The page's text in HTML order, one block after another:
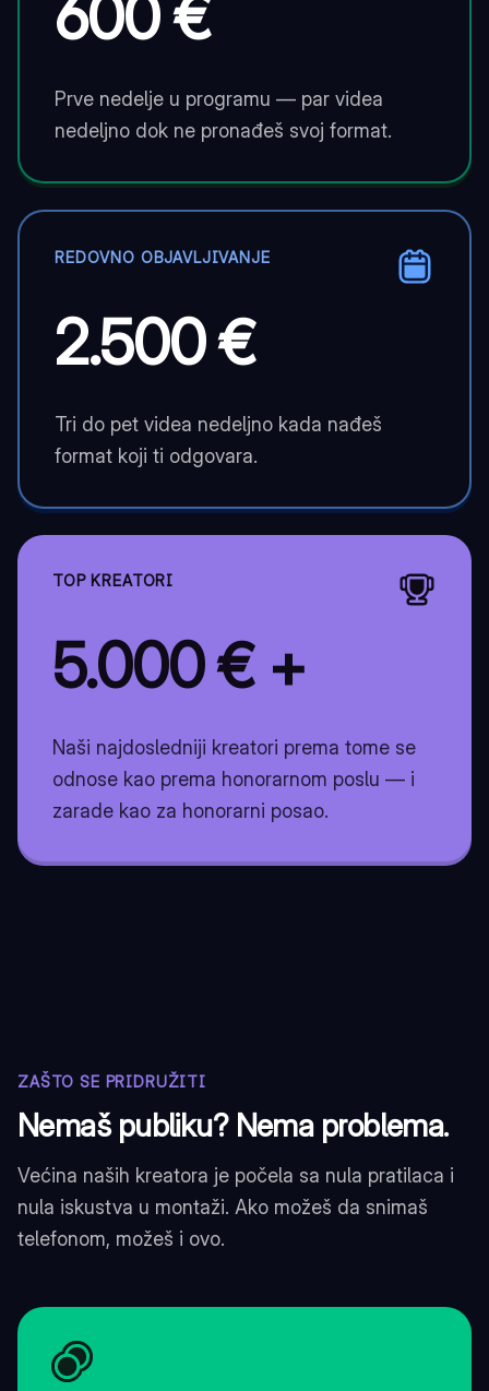
600 €
Prve nedelje u programu — par videa
nedeljno dok ne pronađeš svoj format.
REDOVNO OBJAVLJIVANJE
2.500 €
Tri do pet videa nedeljno kada nađeš
format koji ti odgovara.
TOP KREATORI
5.000 € +
Naši najdosledniji kreatori prema tome se
odnose kao prema honorarnom poslu — i
zarade kao za honorarni posao.
ZAŠTO SE PRIDRUŽITI
Nemaš publiku? Nema problema.
Većina naših kreatora je počela sa nula pratilaca i
nula iskustva u montaži. Ako možeš da snimаš
telefonom, možeš i ovo.